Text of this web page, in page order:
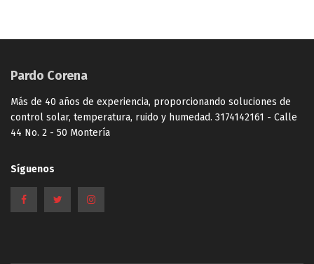
Pardo Corena
Más de 40 años de experiencia, proporcionando soluciones de
control solar, temperatura, ruido y humedad. 3174142161 - Calle
44 No. 2 - 50 Montería
Síguenos